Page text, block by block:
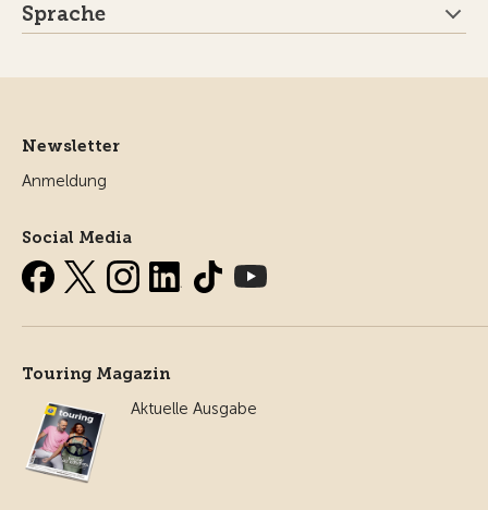
Sprache
Newsletter
Anmeldung
Social Media
Touring Magazin
Aktuelle Ausgabe